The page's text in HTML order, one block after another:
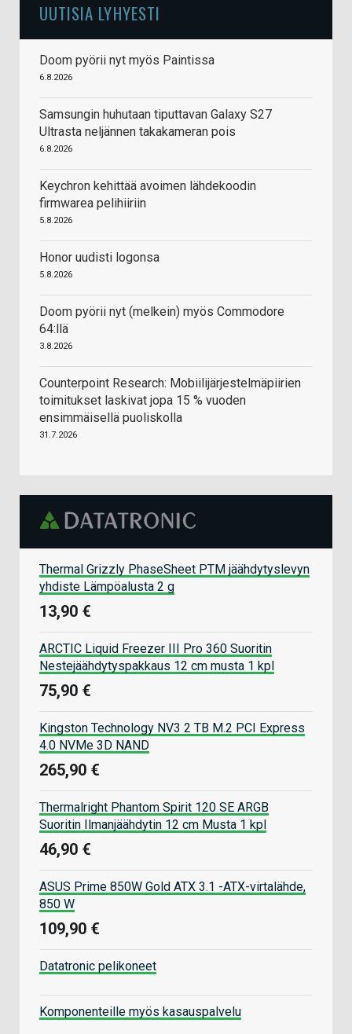
UUTISIA LYHYESTI
Doom pyörii nyt myös Paintissa
6.8.2026
Samsungin huhutaan tiputtavan Galaxy S27
Ultrasta neljännen takakameran pois
6.8.2026
Keychron kehittää avoimen lähdekoodin
firmwarea pelihiiriin
5.8.2026
Honor uudisti logonsa
5.8.2026
Doom pyörii nyt (melkein) myös Commodore
64:llä
3.8.2026
Counterpoint Research: Mobiilijärjestelmäpiirien
toimitukset laskivat jopa 15 % vuoden
ensimmäisellä puoliskolla
31.7.2026
Thermal Grizzly PhaseSheet PTM jäähdytyslevyn
yhdiste Lämpöalusta 2 g
13,90 €
ARCTIC Liquid Freezer III Pro 360 Suoritin
Nestejäähdytyspakkaus 12 cm musta 1 kpl
75,90 €
Kingston Technology NV3 2 TB M.2 PCI Express
4.0 NVMe 3D NAND
265,90 €
Thermalright Phantom Spirit 120 SE ARGB
Suoritin Ilmanjäähdytin 12 cm Musta 1 kpl
46,90 €
ASUS Prime 850W Gold ATX 3.1 -ATX-virtalähde,
850 W
109,90 €
Datatronic pelikoneet
Komponenteille myös kasauspalvelu